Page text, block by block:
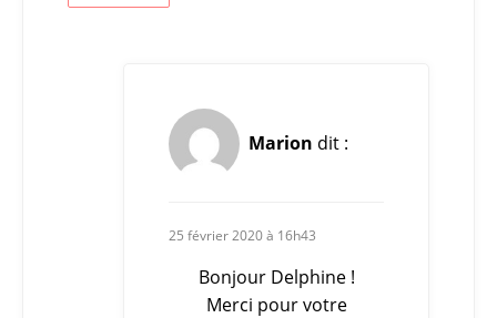
Marion dit :
25 février 2020 à 16h43
Bonjour Delphine !
Merci pour votre